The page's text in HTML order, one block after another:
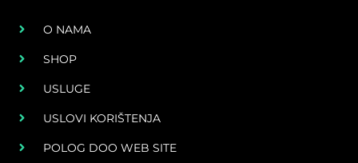
O NAMA
SHOP
USLUGE
USLOVI KORIŠTENJA
POLOG DOO WEB SITE